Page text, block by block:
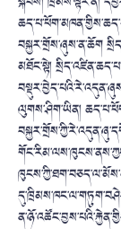
བསྐྱར་གྲོས་ཞུས་ན་ཆོག
མཐོང་སྟེ།
ལུགས་ཤིག་ཡིན།